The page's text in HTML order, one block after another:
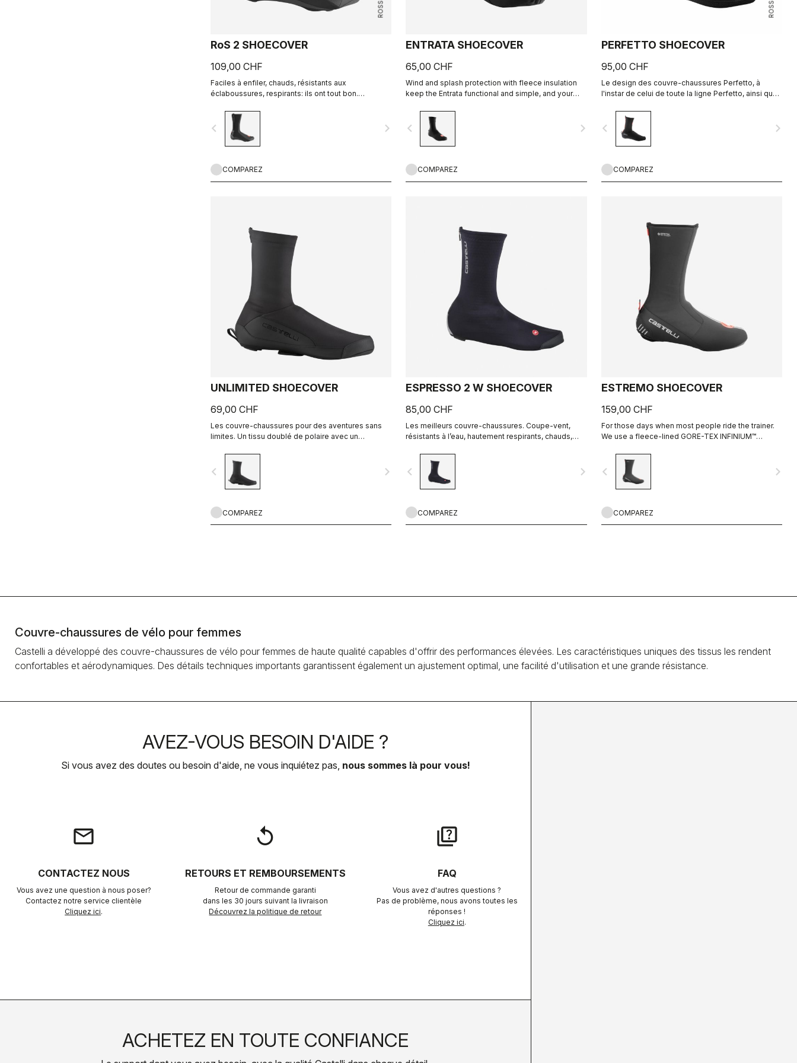
RoS 2 SHOECOVER
109,00 CHF
Faciles à enfiler, chauds, résistants aux
éclaboussures, respirants: ils ont tout bon.
performants.
navigate_before navigate_next
COMPAREZ
ENTRATA SHOECOVER
65,00 CHF
Wind and splash protection with fleece insulation
keep the Entrata functional and simple, and your
navigate_before navigate_next
COMPAREZ
PERFETTO SHOECOVER
95,00 CHF
Le design des couvre-chaussures Perfetto, à
l'instar de celui de toute la ligne Perfetto, ainsi que
respirabilité et un ajustement exceptionnels et un
niveau élevé de protection contre l'humidité et les
éclaboussures de la route. Des couvre-chaussures
ultra-polyvalents.
navigate_before navigate_next
COMPAREZ
UNLIMITED SHOECOVER
69,00 CHF
Les couvre-chaussures pour des aventures sans
limites. Un tissu doublé de polaire avec un
extensible à l'arrière permettent d'enfiler
facilement ce modèle et garantissent un
ajustement parfait.
navigate_before navigate_next
COMPAREZ
ESPRESSO 2 W SHOECOVER
85,00 CHF
Les meilleurs couvre-chaussures. Coupe-vent,
résistants à l’eau, hautement respirants, chauds,
navigate_before navigate_next
COMPAREZ
ESTREMO SHOECOVER
159,00 CHF
For those days when most people ride the trainer.
We use a fleece-lined GORE-TEX INFINIUM™
Power Stretch® inner layer to make our warmest
bootie ever.
navigate_before navigate_next
COMPAREZ
Couvre-chaussures de vélo pour femmes
Castelli a développé des couvre-chaussures de vélo pour femmes de haute qualité capables d'offrir des performances élevées. Les caractéristiques uniques des tissus les rendent
confortables et aérodynamiques. Des détails techniques importants garantissent également un ajustement optimal, une facilité d'utilisation et une grande résistance.
AVEZ-VOUS BESOIN D'AIDE ?
Si vous avez des doutes ou besoin d'aide, ne vous inquiétez pas, nous sommes là pour vous!
email
CONTACTEZ NOUS
Vous avez une question à nous poser?
Contactez notre service clientèle
Cliquez ici.
replay
RETOURS ET REMBOURSEMENTS
Retour de commande garanti
dans les 30 jours suivant la livraison
Découvrez la politique de retour
quiz
FAQ
Vous avez d'autres questions ?
Pas de problème, nous avons toutes les
réponses !
Cliquez ici.
ACHETEZ EN TOUTE CONFIANCE